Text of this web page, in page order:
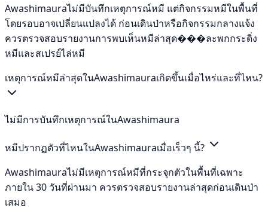
Awashimauraไม่มีบันทึกเหตุการณ์หมี แต่กิจกรรมหมีในพื้นที่
โดยรอบอาจเปลี่ยนแปลงได้ ก่อนเดินป่าหรือกิจกรรมกลางแจ้ง
ควรตรวจสอบรายงานการพบเห็นหมีล่าสุด���ละพกกระดิ่ง
หมีและสเปรย์ไล่หมี
เหตุการณ์หมีล่าสุดในAwashimauraเกิดขึ้นเมื่อไหร่และที่ไหน?
ไม่มีการบันทึกเหตุการณ์ในAwashimaura
หมีปรากฏตัวที่ไหนในAwashimauraเมื่อเร็วๆ นี้?
Awashimauraไม่มีเหตุการณ์หมีที่กระจุกตัวในพื้นที่เฉพาะ
ภายใน 30 วันที่ผ่านมา ควรตรวจสอบรายงานล่าสุดก่อนเดินป่า
เสมอ